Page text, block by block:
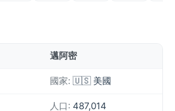
邁阿密
國家: 🇺🇸 美國
人口: 487,014